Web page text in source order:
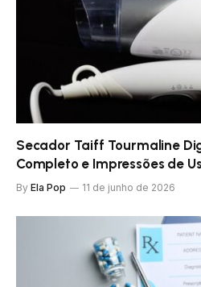
Secador Taiff Tourmaline
Completo e Impressões de
By Ela Pop 11 de junho de 2026